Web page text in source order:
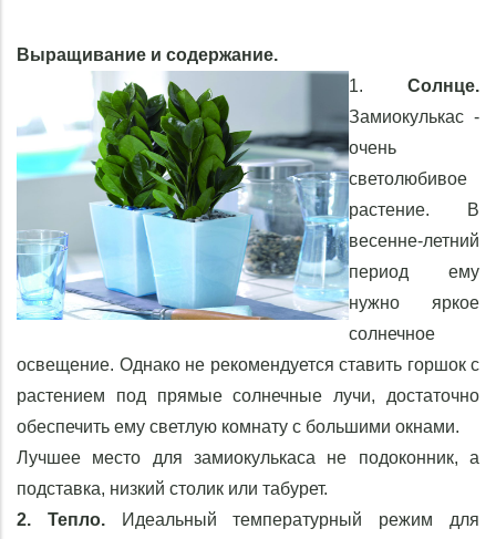
Выращивание и содержание.
1. Солнце.
Замиокулькас -
очень
светолюбивое
растение. В
весенне-летний
период ему
нужно яркое
солнечное
освещение. Однако не рекомендуется ставить горшок с
растением под прямые солнечные лучи, достаточно
обеспечить ему светлую комнату с большими окнами.
Лучшее место для замиокулькаса не подоконник, а
подставка, низкий столик или табурет.
2. Тепло.
Идеальный температурный режим для